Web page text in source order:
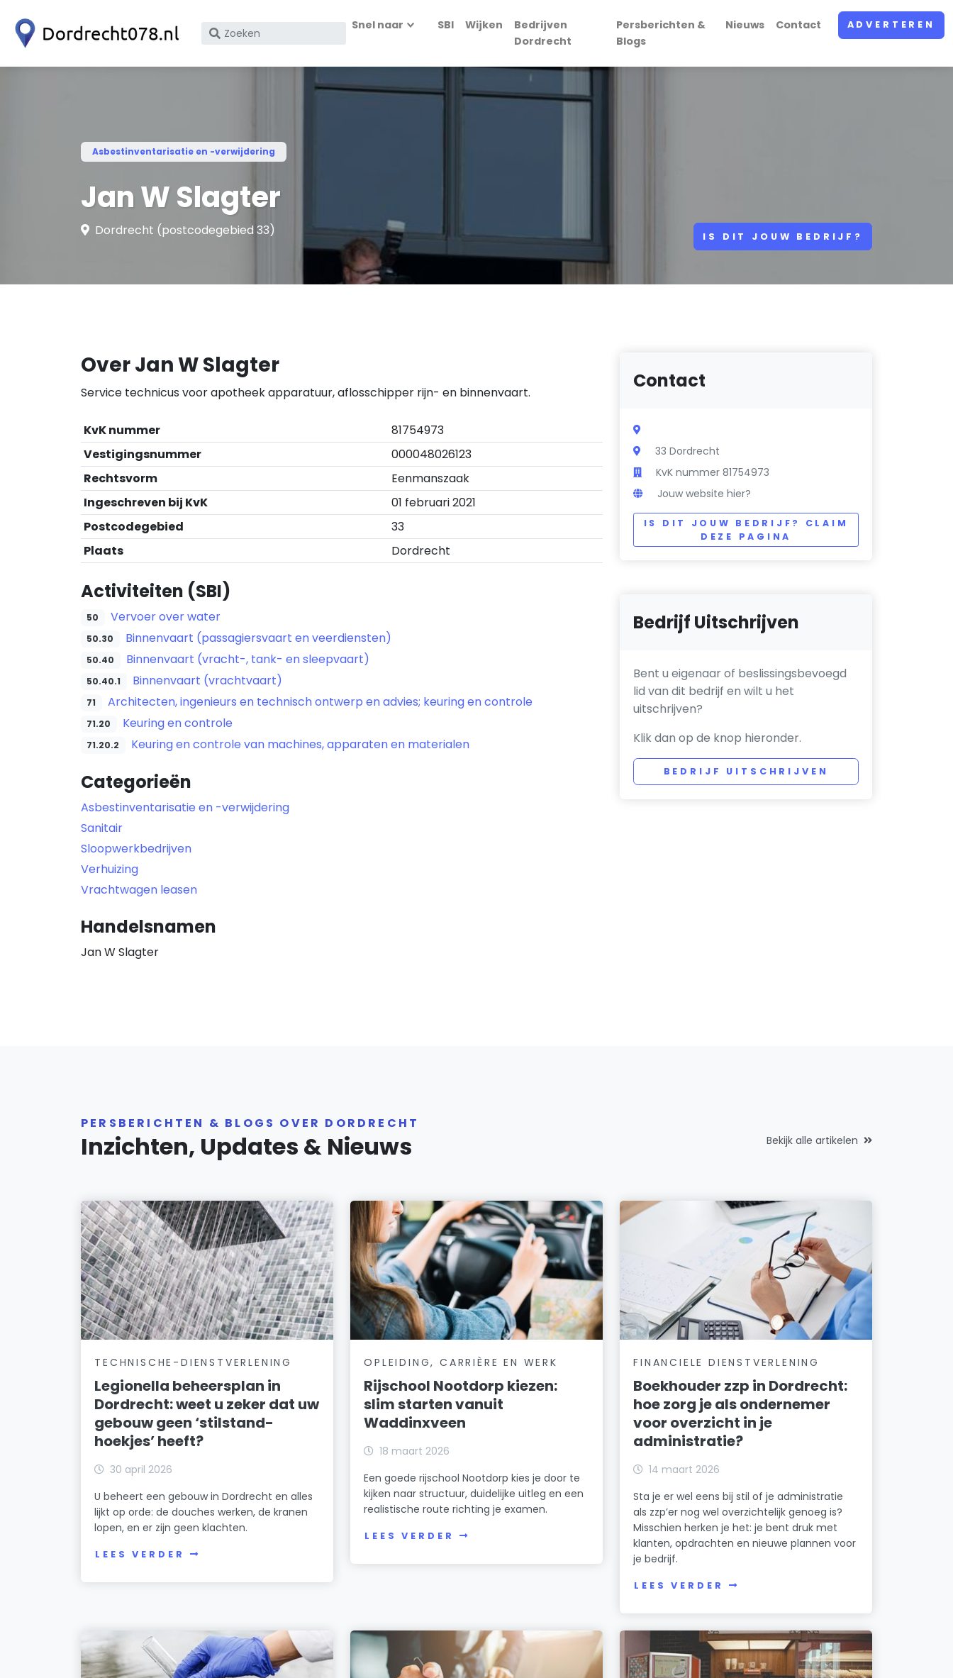
Zoek
bedrijfsnaam
Snel naar SBI Wijken
Bedrijven
Dordrecht
Persberichten &
Blogs
Nieuws Contact ADVERTEREN
Asbestinventarisatie en -verwijdering
Jan W Slagter
Dordrecht (postcodegebied 33) IS DIT JOUW BEDRIJF?
Over Jan W Slagter
Service technicus voor apotheek apparatuur, aflosschipper rijn- en binnenvaart.
KvK nummer
81754973
Vestigingsnummer
000048026123
Rechtsvorm
Eenmanszaak
Ingeschreven bij KvK
01 februari 2021
Postcodegebied
33
Plaats
Dordrecht
Activiteiten (SBI)
50 Vervoer over water
50.30 Binnenvaart (passagiersvaart en veerdiensten)
50.40 Binnenvaart (vracht-, tank- en sleepvaart)
50.40.1 Binnenvaart (vrachtvaart)
71 Architecten, ingenieurs en technisch ontwerp en advies; keuring en controle
71.20 Keuring en controle
71.20.2 Keuring en controle van machines, apparaten en materialen
Categorieën
Asbestinventarisatie en -verwijdering
Sanitair
Sloopwerkbedrijven
Verhuizing
Vrachtwagen leasen
Handelsnamen
Jan W Slagter
Contact
33 Dordrecht
KvK nummer 81754973
Jouw website hier?
IS DIT JOUW BEDRIJF? CLAIM
DEZE PAGINA
Bedrijf Uitschrijven
Bent u eigenaar of beslissingsbevoegd
lid van dit bedrijf en wilt u het
uitschrijven?
Klik dan op de knop hieronder.
BEDRIJF UITSCHRIJVEN
PERSBERICHTEN & BLOGS OVER DORDRECHT
Inzichten, Updates & Nieuws Bekijk alle artikelen
TECHNISCHE-DIENSTVERLENING
Legionella beheersplan in
Dordrecht: weet u zeker dat uw
gebouw geen ‘stilstand-
hoekjes’ heeft?
30 april 2026
U beheert een gebouw in Dordrecht en alles
lijkt op orde: de douches werken, de kranen
lopen, en er zijn geen klachten.
LEES VERDER
OPLEIDING, CARRIÈRE EN WERK
Rijschool Nootdorp kiezen:
slim starten vanuit
Waddinxveen
18 maart 2026
Een goede rijschool Nootdorp kies je door te
kijken naar structuur, duidelijke uitleg en een
realistische route richting je examen.
LEES VERDER
FINANCIELE DIENSTVERLENING
Boekhouder zzp in Dordrecht:
hoe zorg je als ondernemer
voor overzicht in je
administratie?
14 maart 2026
Sta je er wel eens bij stil of je administratie
als zzp’er nog wel overzichtelijk genoeg is?
Misschien herken je het: je bent druk met
klanten, opdrachten en nieuwe plannen voor
je bedrijf.
LEES VERDER